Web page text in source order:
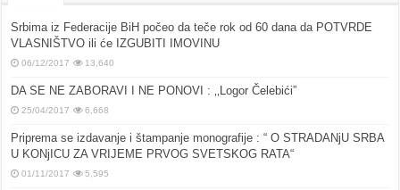
Srbima iz Federacije BiH počeo da teče rok od 60 dana da POTVRDE
VLASNIŠTVO ili će IZGUBITI IMOVINU
06/12/2017 13,640
DA SE NE ZABORAVI I NE PONOVI : ‚‚Logor Čelebići”
25/04/2017 6,668
Priprema se izdavanje i štampanje monografije : “ O STRADANjU SRBA
U KONjICU ZA VRIJEME PRVOG SVETSKOG RATA“
01/11/2017 5,595